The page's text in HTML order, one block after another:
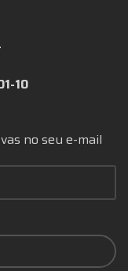
10
no seu e-mail